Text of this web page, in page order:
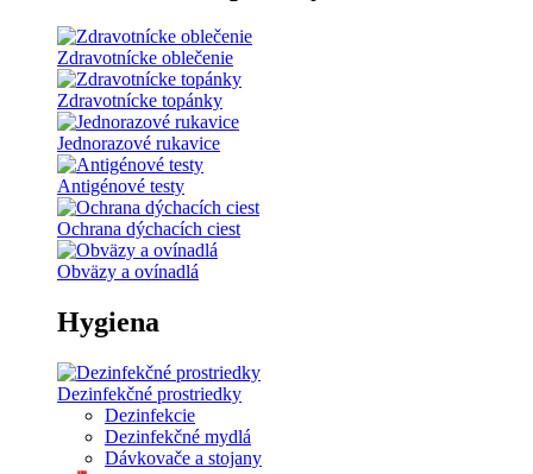
Zdravotnícke oblečenie
Zdravotnícke topánky
Jednorazové rukavice
Antigénové testy
Ochrana dýchacích ciest
Obväzy a ovínadlá
Hygiena
Dezinfekčné prostriedky
Dezinfekcie
Dezinfekčné mydlá
Dávkovače a stojany